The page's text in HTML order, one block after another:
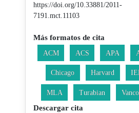
https://doi.org/10.33881/2011-
7191.mct.11103
Más formatos de cita
ACM ACS APA
Chicago Harvard
MLA Turabian
Descargar cita